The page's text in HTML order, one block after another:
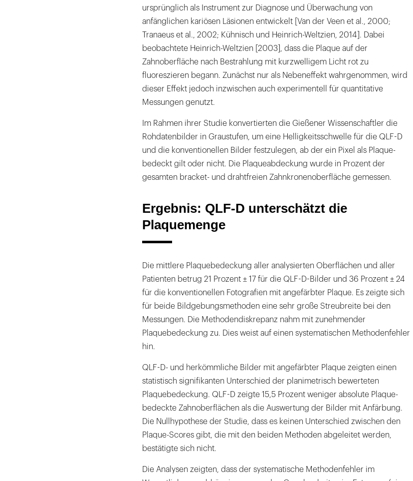
ursprünglich als Instrument zur Diagnose und Überwachung von
anfänglichen kariösen Läsionen entwickelt [Van der Veen et al., 2000;
Tranaeus et al., 2002; Kühnisch und Heinrich-Weltzien, 2014]. Dabei
beobachtete Heinrich-Weltzien [2003], dass die Plaque auf der
Zahnoberfläche nach Bestrahlung mit kurzwelligem Licht rot zu
fluoreszieren begann. Zunächst nur als Nebeneffekt wahrgenommen, wird
dieser Effekt jedoch inzwischen auch experimentell für quantitative
Messungen genutzt.
Im Rahmen ihrer Studie konvertierten die Gießener Wissenschaftler die
Rohdatenbilder in Graustufen, um eine Helligkeitsschwelle für die QLF-D
und die konventionellen Bilder festzulegen, ab der ein Pixel als Plaque-
bedeckt gilt oder nicht. Die Plaqueabdeckung wurde in Prozent der
gesamten bracket- und drahtfreien Zahnkronenoberfläche gemessen.
Ergebnis: QLF-D unterschätzt die
Plaquemenge
Die mittlere Plaquebedeckung aller analysierten Oberflächen und aller
Patienten betrug 21 Prozent ± 17 für die QLF-D-Bilder und 36 Prozent ± 24
für die konventionellen Fotografien mit angefärbter Plaque. Es zeigte sich
für beide Bildgebungsmethoden eine sehr große Streubreite bei den
Messungen. Die Methodendiskrepanz nahm mit zunehmender
Plaquebedeckung zu. Dies weist auf einen systematischen Methodenfehler
hin.
QLF-D- und herkömmliche Bilder mit angefärbter Plaque zeigten einen
statistisch signifikanten Unterschied der planimetrisch bewerteten
Plaquebedeckung. QLF-D zeigte 15,5 Prozent weniger absolute Plaque-
bedeckte Zahnoberflächen als die Auswertung der Bilder mit Anfärbung.
Die Nullhypothese der Studie, dass es keinen Unterschied zwischen den
Plaque-Scores gibt, die mit den beiden Methoden abgeleitet werden,
bestätigte sich nicht.
Die Analysen zeigten, dass der systematische Methodenfehler im